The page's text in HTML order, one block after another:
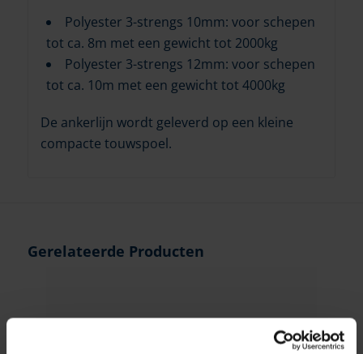
Polyester 3-strengs 10mm: voor schepen
tot ca. 8m met een gewicht tot 2000kg
Polyester 3-strengs 12mm: voor schepen
tot ca. 10m met een gewicht tot 4000kg
De ankerlijn wordt geleverd op een kleine
compacte touwspoel.
Gerelateerde Producten